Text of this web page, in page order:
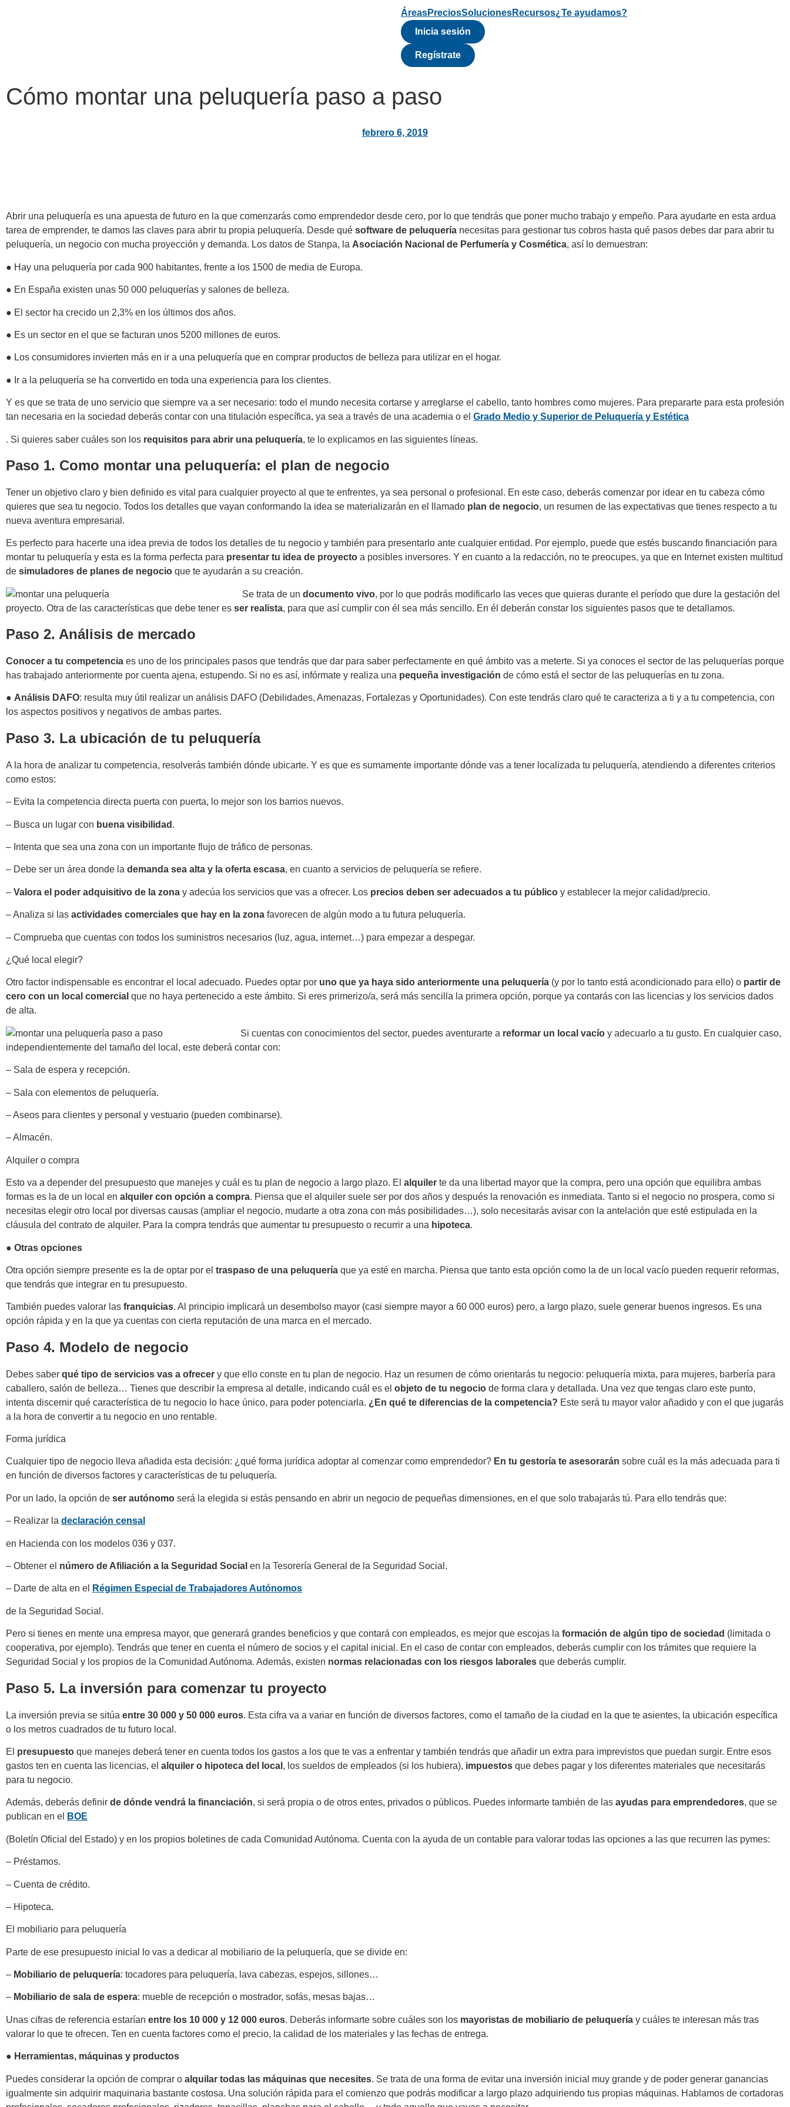
ÁreasPreciosSolucionesRecursos¿Te ayudamos?
Inicia sesión
Regístrate
Cómo montar una peluquería paso a paso
febrero 6, 2019
Abrir una peluquería es una apuesta de futuro en la que comenzarás como emprendedor desde cero, por lo que tendrás que poner mucho trabajo y empeño. Para ayudarte en esta ardua
tarea de emprender, te damos las claves para abrir tu propia peluquería. Desde qué software de peluquería necesitas para gestionar tus cobros hasta qué pasos debes dar para abrir tu
peluquería, un negocio con mucha proyección y demanda. Los datos de Stanpa, la Asociación Nacional de Perfumería y Cosmética, así lo demuestran:
● Hay una peluquería por cada 900 habitantes, frente a los 1500 de media de Europa.
● En España existen unas 50 000 peluquerías y salones de belleza.
● El sector ha crecido un 2,3% en los últimos dos años.
● Es un sector en el que se facturan unos 5200 millones de euros.
● Los consumidores invierten más en ir a una peluquería que en comprar productos de belleza para utilizar en el hogar.
● Ir a la peluquería se ha convertido en toda una experiencia para los clientes.
Y es que se trata de uno servicio que siempre va a ser necesario: todo el mundo necesita cortarse y arreglarse el cabello, tanto hombres como mujeres. Para prepararte para esta profesión
tan necesaria en la sociedad deberás contar con una titulación específica, ya sea a través de una academia o el Grado Medio y Superior de Peluquería y Estética
. Si quieres saber cuáles son los requisitos para abrir una peluquería, te lo explicamos en las siguientes líneas.
Paso 1. Como montar una peluquería: el plan de negocio
Tener un objetivo claro y bien definido es vital para cualquier proyecto al que te enfrentes, ya sea personal o profesional. En este caso, deberás comenzar por idear en tu cabeza cómo
quieres que sea tu negocio. Todos los detalles que vayan conformando la idea se materializarán en el llamado plan de negocio, un resumen de las expectativas que tienes respecto a tu
nueva aventura empresarial.
Es perfecto para hacerte una idea previa de todos los detalles de tu negocio y también para presentarlo ante cualquier entidad. Por ejemplo, puede que estés buscando financiación para
montar tu peluquería y esta es la forma perfecta para presentar tu idea de proyecto a posibles inversores. Y en cuanto a la redacción, no te preocupes, ya que en Internet existen multitud
de simuladores de planes de negocio que te ayudarán a su creación.
Se trata de un documento vivo, por lo que podrás modificarlo las veces que quieras durante el período que dure la gestación del
proyecto. Otra de las características que debe tener es ser realista, para que así cumplir con él sea más sencillo. En él deberán constar los siguientes pasos que te detallamos.
Paso 2. Análisis de mercado
Conocer a tu competencia es uno de los principales pasos que tendrás que dar para saber perfectamente en qué ámbito vas a meterte. Si ya conoces el sector de las peluquerías porque
has trabajado anteriormente por cuenta ajena, estupendo. Si no es así, infórmate y realiza una pequeña investigación de cómo está el sector de las peluquerías en tu zona.
● Análisis DAFO: resulta muy útil realizar un análisis DAFO (Debilidades, Amenazas, Fortalezas y Oportunidades). Con este tendrás claro qué te caracteriza a ti y a tu competencia, con
los aspectos positivos y negativos de ambas partes.
Paso 3. La ubicación de tu peluquería
A la hora de analizar tu competencia, resolverás también dónde ubicarte. Y es que es sumamente importante dónde vas a tener localizada tu peluquería, atendiendo a diferentes criterios
como estos:
– Evita la competencia directa puerta con puerta, lo mejor son los barrios nuevos.
– Busca un lugar con buena visibilidad .
– Intenta que sea una zona con un importante flujo de tráfico de personas.
– Debe ser un área donde la demanda sea alta y la oferta escasa, en cuanto a servicios de peluquería se refiere.
– Valora el poder adquisitivo de la zona y adecúa los servicios que vas a ofrecer. Los precios deben ser adecuados a tu público y establecer la mejor calidad/precio.
– Analiza si las actividades comerciales que hay en la zona favorecen de algún modo a tu futura peluquería.
– Comprueba que cuentas con todos los suministros necesarios (luz, agua, internet…) para empezar a despegar.
¿Qué local elegir?
Otro factor indispensable es encontrar el local adecuado. Puedes optar por uno que ya haya sido anteriormente una peluquería (y por lo tanto está acondicionado para ello) o partir de
cero con un local comercial que no haya pertenecido a este ámbito. Si eres primerizo/a, será más sencilla la primera opción, porque ya contarás con las licencias y los servicios dados
de alta.
Si cuentas con conocimientos del sector, puedes aventurarte a reformar un local vacío y adecuarlo a tu gusto. En cualquier caso,
independientemente del tamaño del local, este deberá contar con:
– Sala de espera y recepción.
– Sala con elementos de peluquería.
– Aseos para clientes y personal y vestuario (pueden combinarse).
– Almacén.
Alquiler o compra
Esto va a depender del presupuesto que manejes y cuál es tu plan de negocio a largo plazo. El alquiler te da una libertad mayor que la compra, pero una opción que equilibra ambas
formas es la de un local en alquiler con opción a compra. Piensa que el alquiler suele ser por dos años y después la renovación es inmediata. Tanto si el negocio no prospera, como si
necesitas elegir otro local por diversas causas (ampliar el negocio, mudarte a otra zona con más posibilidades…), solo necesitarás avisar con la antelación que esté estipulada en la
cláusula del contrato de alquiler. Para la compra tendrás que aumentar tu presupuesto o recurrir a una hipoteca.
● Otras opciones
Otra opción siempre presente es la de optar por el traspaso de una peluquería que ya esté en marcha. Piensa que tanto esta opción como la de un local vacío pueden requerir reformas,
que tendrás que integrar en tu presupuesto.
También puedes valorar las franquicias. Al principio implicará un desembolso mayor (casi siempre mayor a 60 000 euros) pero, a largo plazo, suele generar buenos ingresos. Es una
opción rápida y en la que ya cuentas con cierta reputación de una marca en el mercado.
Paso 4. Modelo de negocio
Debes saber qué tipo de servicios vas a ofrecer y que ello conste en tu plan de negocio. Haz un resumen de cómo orientarás tu negocio: peluquería mixta, para mujeres, barbería para
caballero, salón de belleza… Tienes que describir la empresa al detalle, indicando cuál es el objeto de tu negocio de forma clara y detallada. Una vez que tengas claro este punto,
intenta discernir qué característica de tu negocio lo hace único, para poder potenciarla. ¿En qué te diferencias de la competencia? Este será tu mayor valor añadido y con el que jugarás
a la hora de convertir a tu negocio en uno rentable.
Forma jurídica
Cualquier tipo de negocio lleva añadida esta decisión: ¿qué forma jurídica adoptar al comenzar como emprendedor? En tu gestoría te asesorarán sobre cuál es la más adecuada para ti
en función de diversos factores y características de tu peluquería.
Por un lado, la opción de ser autónomo será la elegida si estás pensando en abrir un negocio de pequeñas dimensiones, en el que solo trabajarás tú. Para ello tendrás que:
– Realizar la declaración censal
en Hacienda con los modelos 036 y 037.
– Obtener el número de Afiliación a la Seguridad Social en la Tesorería General de la Seguridad Social.
– Darte de alta en el Régimen Especial de Trabajadores Autónomos
de la Seguridad Social.
Pero si tienes en mente una empresa mayor, que generará grandes beneficios y que contará con empleados, es mejor que escojas la formación de algún tipo de sociedad (limitada o
cooperativa, por ejemplo). Tendrás que tener en cuenta el número de socios y el capital inicial. En el caso de contar con empleados, deberás cumplir con los trámites que requiere la
Seguridad Social y los propios de la Comunidad Autónoma. Además, existen normas relacionadas con los riesgos laborales que deberás cumplir.
Paso 5. La inversión para comenzar tu proyecto
La inversión previa se sitúa entre 30 000 y 50 000 euros. Esta cifra va a variar en función de diversos factores, como el tamaño de la ciudad en la que te asientes, la ubicación específica
o los metros cuadrados de tu futuro local.
El presupuesto que manejes deberá tener en cuenta todos los gastos a los que te vas a enfrentar y también tendrás que añadir un extra para imprevistos que puedan surgir. Entre esos
gastos ten en cuenta las licencias, el alquiler o hipoteca del local , los sueldos de empleados (si los hubiera), impuestos que debes pagar y los diferentes materiales que necesitarás
para tu negocio.
Además, deberás definir de dónde vendrá la financiación, si será propia o de otros entes, privados o públicos. Puedes informarte también de las ayudas para emprendedores, que se
publican en el
BOE
(Boletín Oficial del Estado) y en los propios boletines de cada Comunidad Autónoma. Cuenta con la ayuda de un contable para valorar todas las opciones a las que recurren las pymes:
– Préstamos.
– Cuenta de crédito.
– Hipoteca.
El mobiliario para peluquería
Parte de ese presupuesto inicial lo vas a dedicar al mobiliario de la peluquería, que se divide en:
– Mobiliario de peluquería: tocadores para peluquería, lava cabezas, espejos, sillones…
– Mobiliario de sala de espera: mueble de recepción o mostrador, sofás, mesas bajas…
Unas cifras de referencia estarían entre los 10 000 y 12 000 euros. Deberás informarte sobre cuáles son los mayoristas de mobiliario de peluquería y cuáles te interesan más tras
valorar lo que te ofrecen. Ten en cuenta factores como el precio, la calidad de los materiales y las fechas de entrega.
● Herramientas, máquinas y productos
Puedes considerar la opción de comprar o alquilar todas las máquinas que necesites. Se trata de una forma de evitar una inversión inicial muy grande y de poder generar ganancias
igualmente sin adquirir maquinaria bastante costosa. Una solución rápida para el comienzo que podrás modificar a largo plazo adquiriendo tus propias máquinas. Hablamos de cortadoras